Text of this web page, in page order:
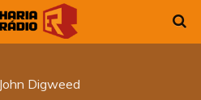
Digweed